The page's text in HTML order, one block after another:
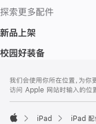
探索更多配件
新品上架
校园好装备
页
页
脚
注
我们会使用你所在位置，为你
访问 Apple 网站时输入的位
iPad iPad 配